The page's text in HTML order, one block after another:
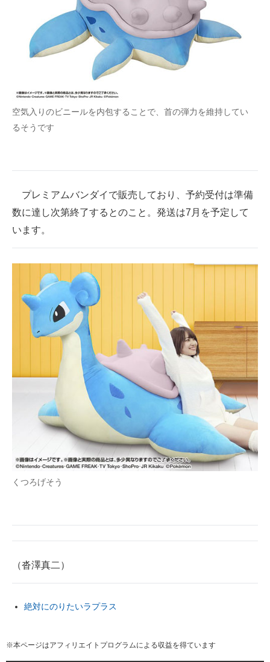
空気入りのビニールを内包することで、首の弾力を維持してい
るそうです
プレミアムバンダイで販売しており、予約受付は準備
数に達し次第終了するとのこと。発送は7月を予定して
います。
くつろげそう
（沓澤真二）
絶対にのりたいラプラス
※本ページはアフィリエイトプログラムによる収益を得ています